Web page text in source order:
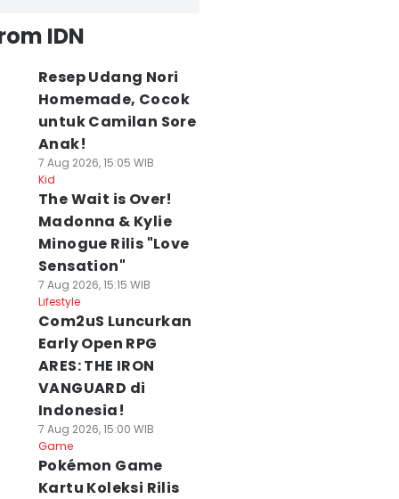
IDN
Resep Udang Nori
Homemade, Cocok
untuk Camilan Sore
Anak!
7 Aug 2026, 15:05 WIB
Kid
The Wait is Over!
Madonna & Kylie
Minogue Rilis "Love
Sensation"
7 Aug 2026, 15:15 WIB
Lifestyle
Com2uS Luncurkan
Early Open RPG
ARES: THE IRON
VANGUARD di
Indonesia!
7 Aug 2026, 15:00 WIB
Game
Pokémon Game
Kartu Koleksi Rilis